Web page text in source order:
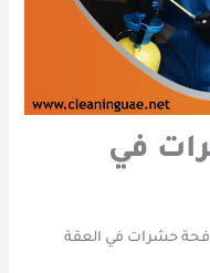
في
حشرات في العقة